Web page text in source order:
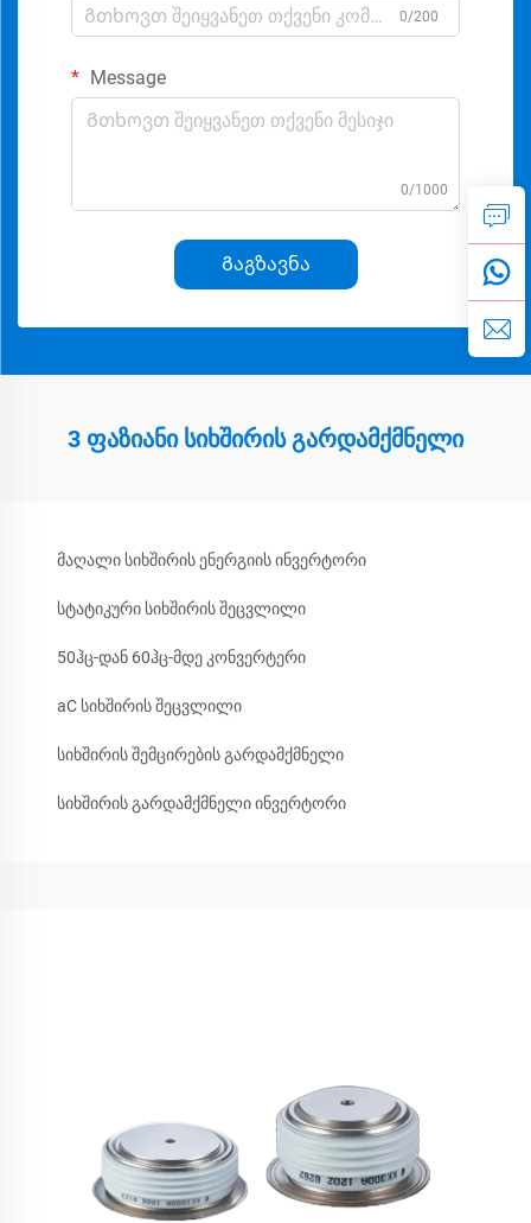
0/200
Message
0/1000
Გაგზავნა
3 ფაზიანი სიხშირის გარდამქმნელი
მაღალი სიხშირის ენერგიის ინვერტორი
სტატიკური სიხშირის შეცვლილი
50ჰც-დან 60ჰც-მდე კონვერტერი
aC სიხშირის შეცვლილი
სიხშირის შემცირების გარდამქმნელი
სიხშირის გარდამქმნელი ინვერტორი